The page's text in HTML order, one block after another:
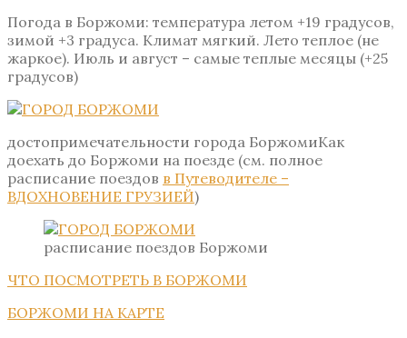
Погода в Боржоми: температура летом +19 градусов,
зимой +3 градуса. Климат мягкий. Лето теплое (не
жаркое). Июль и август – самые теплые месяцы (+25
градусов)
достопримечательности города БоржомиКак
доехать до Боржоми на поезде (см. полное
расписание поездов в Путеводителе –
ВДОХНОВЕНИЕ ГРУЗИЕЙ)
расписание поездов Боржоми
ЧТО ПОСМОТРЕТЬ В БОРЖОМИ
БОРЖОМИ НА КАРТЕ